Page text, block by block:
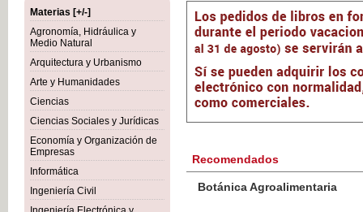
Materias [+/-]
Agronomía, Hidráulica y
Medio Natural
Arquitectura y Urbanismo
Arte y Humanidades
Ciencias
Ciencias Sociales y Jurídicas
Economía y Organización de
Empresas
Informática
Ingeniería Civil
Recomendados
Botánica Agroalimentaria